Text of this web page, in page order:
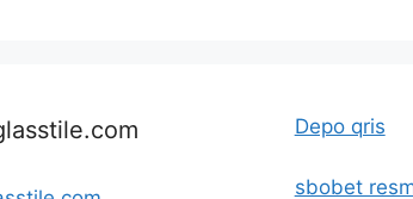
Depo qris
sbobet